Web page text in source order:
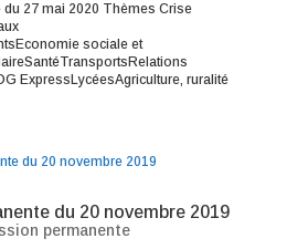
27 mai 2020 Thèmes Crise
sociale et
ExpressLycéesAgriculture, ruralité
du 20 novembre 2019
permanente